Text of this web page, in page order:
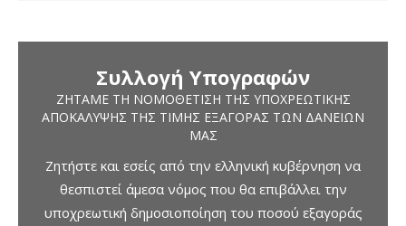
Συλλογή Υπογραφών
ΖΗΤΆΜΕ ΤΗ ΝΟΜΟΘΈΤΙΣΗ ΤΗΣ ΥΠΟΧΡΕΩΤΙΚΉΣ
ΑΠΟΚΆΛΥΨΗΣ ΤΗΣ ΤΙΜΉΣ ΕΞΑΓΟΡΆΣ ΤΩΝ ΔΑΝΕΊΩΝ
ΜΑΣ
Ζητήστε και εσείς από την ελληνική κυβέρνηση να
θεσπιστεί άμεσα νόμος που θα επιβάλλει την
υποχρεωτική δημοσιοποίηση του ποσού εξαγοράς